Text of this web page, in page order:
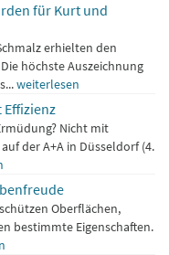
für Kurt und
erhielten den
höchste Auszeichnung
weiterlesen
Effizienz
Nicht mit
der A+A in Düsseldorf (4.
Oberflächen,
bestimmte Eigenschaften.